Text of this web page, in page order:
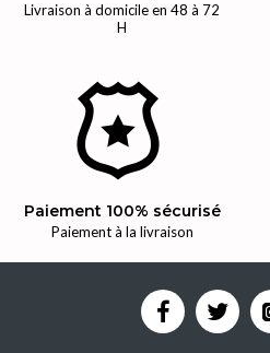
Livraison à domicile en 48 à 72
H
Paiement 100% sécurisé
Paiement à la livraison